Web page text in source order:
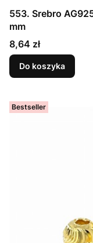
553. Srebro
mm
Cena
8,64 zł
Do koszyka
Bestseller